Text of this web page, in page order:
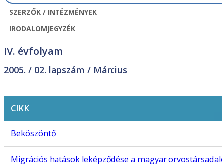
SZERZŐK / INTÉZMÉNYEK
IRODALOMJEGYZÉK
IV. évfolyam
2005. / 02. lapszám / Március
CIKK
Beköszöntő
Migrációs hatások leképződése a magyar